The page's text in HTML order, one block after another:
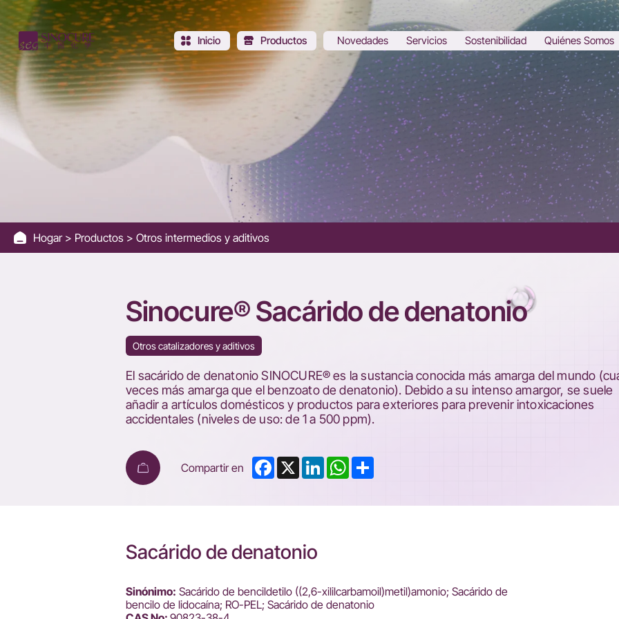
Sinocure®
Denatonium
saccharide
Inicio Productos Novedades Servicios Sostenibilidad Quiénes Somos
Hogar Productos Otros intermedios y aditivos
Sinocure® Sacárido de denatonio
Otros catalizadores y aditivos
El sacárido de denatonio SINOCURE® es la sustancia conocida más amarga del mundo
veces más amarga que el benzoato de denatonio). Debido a su intenso amargor, se suele
añadir a artículos domésticos y productos para exteriores para prevenir intoxicaciones
accidentales (niveles de uso: de 1 a 500 ppm).
Compartir en Facebook
X LinkedInWhatsApp
Sacárido de denatonio
Sinónimo: Sacárido de bencildetilo ((2,6-xililcarbamoil)metil)amonio; Sacárido de
bencilo de lidocaína; RO-PEL; Sacárido de denatonio